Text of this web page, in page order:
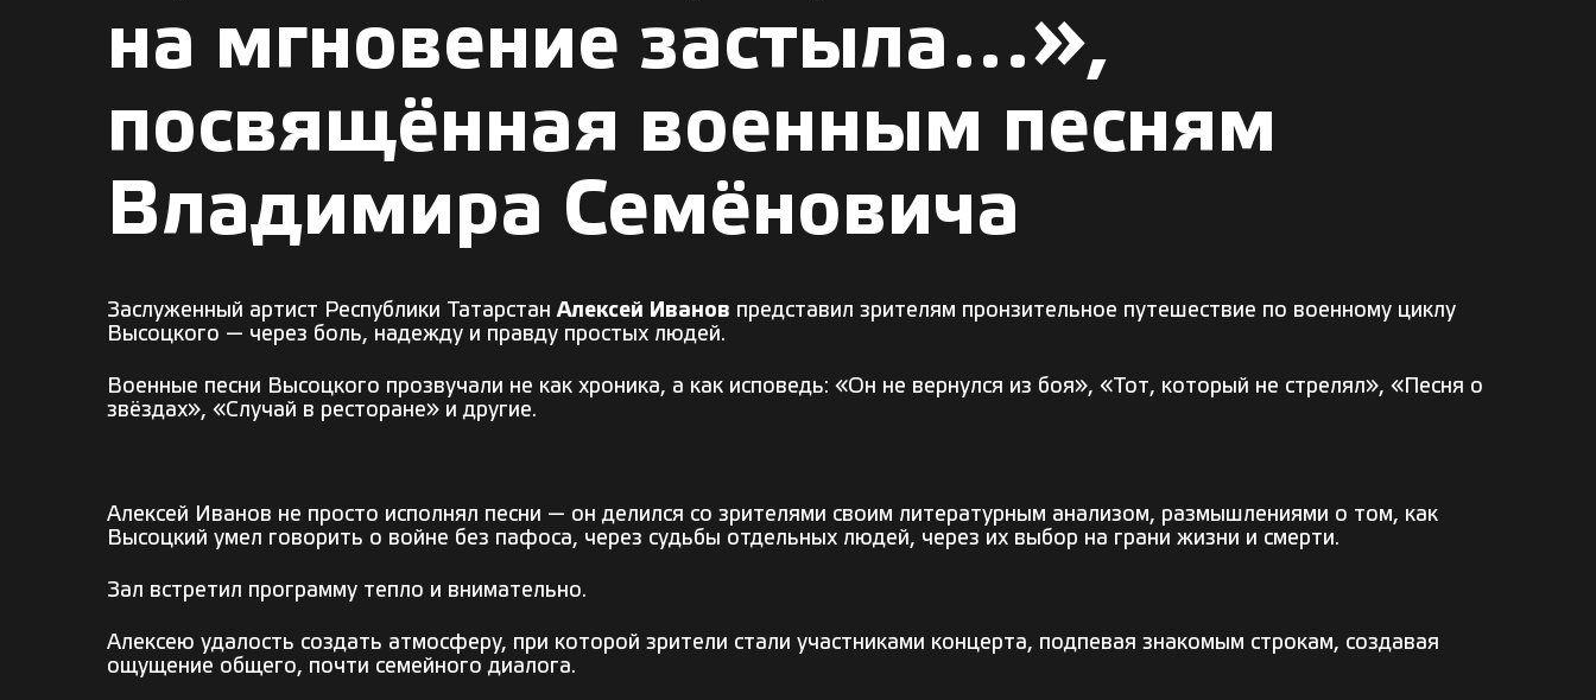
на мгновение застыла…»,
посвящённая военным песням
Владимира Семёновича
Заслуженный артист Республики Татарстан Алексей Иванов представил зрителям пронзительное путешествие по военному циклу
Высоцкого — через боль, надежду и правду простых людей.
Военные песни Высоцкого прозвучали не как хроника, а как исповедь: «Он не вернулся из боя», «Тот, который не стрелял», «Песня о
звёздах», «Случай в ресторане» и другие.
Алексей Иванов не просто исполнял песни — он делился со зрителями своим литературным анализом, размышлениями о том, как
Высоцкий умел говорить о войне без пафоса, через судьбы отдельных людей, через их выбор на грани жизни и смерти.
Зал встретил программу тепло и внимательно.
Алексею удалость создать атмосферу, при которой зрители стали участниками концерта, подпевая знакомым строкам, создавая
ощущение общего, почти семейного диалога.